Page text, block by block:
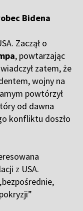
Bidena
Zaczął o
, powtarzając
zatem, że
wojny na
powtórzył
od dawna
konfliktu doszło
z USA.